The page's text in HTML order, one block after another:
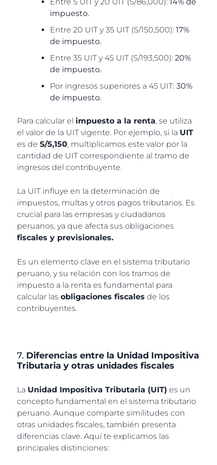
impuesto.
Entre 20 UIT y 35 UIT (S/150,500): 17%
de impuesto.
Entre 35 UIT y 45 UIT (S/193,500): 20%
de impuesto.
Por ingresos superiores a 45 UIT: 30%
de impuesto.
Para calcular el impuesto a la renta, se utiliza
el valor de la UIT vigente. Por ejemplo, si la UIT
es de S/5,150, multiplicamos este valor por la
cantidad de UIT correspondiente al tramo de
ingresos del contribuyente.
La UIT influye en la determinación de
impuestos, multas y otros pagos tributarios. Es
crucial para las empresas y ciudadanos
peruanos, ya que afecta sus obligaciones
fiscales y previsionales.
Es un elemento clave en el sistema tributario
peruano, y su relación con los tramos de
impuesto a la renta es fundamental para
calcular las obligaciones fiscales de los
contribuyentes.
7. Diferencias entre la Unidad Impositiva
Tributaria y otras unidades fiscales
La Unidad Impositiva Tributaria (UIT) es un
concepto fundamental en el sistema tributario
peruano. Aunque comparte similitudes con
otras unidades fiscales, también presenta
diferencias clave. Aquí te explicamos las
principales distinciones: